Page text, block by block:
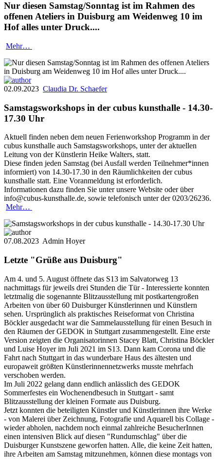
Nur diesen Samstag/Sonntag ist im Rahmen des
offenen Ateliers in Duisburg am Weidenweg 10 im
Hof alles unter Druck....
Mehr…
02.09.2023 Claudia Dr. Schaefer
Samstagsworkshops in der cubus kunsthalle - 14.30-
17.30 Uhr
Aktuell finden neben dem neuen Ferienworkshop Programm in der
cubus kunsthalle auch Samstagsworkshops, unter der aktuellen
Leitung von der Künstlerin Heike Walters, statt.
Diese finden jeden Samstag (bei Ausfall werden Teilnehmer*innen
informiert) von 14.30-17.30 in den Räumlichkeiten der cubus
kunsthalle statt. Eine Voranmeldung ist erforderlich.
Informationen dazu finden Sie unter unsere Website oder über
info@cubus-kunsthalle.de, sowie telefonisch unter der 0203/26236.
Mehr…
07.08.2023 Admin Hoyer
Letzte "Grüße aus Duisburg"
Am 4. und 5. August öffnete das S13 im Salvatorweg 13
nachmittags für jeweils drei Stunden die Tür - Interessierte konnten
letztmalig die sogenannte Blitzausstellung mit postkartengroßen
Arbeiten von über 60 Duisburger Künstlerinnen und Künstlern
sehen. Ursprünglich als praktisches Reiseformat von Christina
Böckler ausgedacht war die Sammelausstellung für einen Besuch in
den Räumen der GEDOK in Stuttgart zusammengestellt. Eine erste
Version zeigten die Organisatorinnen Stacey Blatt, Christina Böckler
und Luise Hoyer im Juli 2021 im S13. Dann kam Corona und die
Fahrt nach Stuttgart in das wunderbare Haus des ältesten und
europaweit größten Künstlerinnennetzwerks musste mehrfach
verschoben werden.
Im Juli 2022 gelang dann endlich anlässlich des GEDOK
Sommerfestes ein Wochenendbesuch in Stuttgart - samt
Blitzausstellung der kleinen Formate aus Duisburg.
Jetzt konnten die beteiligten Künstler und Künstlerinnen ihre Werke
- von Malerei über Zeichnung, Fotografie und Aquarell bis Collage -
wieder abholen, nachdem noch einmal zahlreiche BesucherInnen
einen intensiven Blick auf diesen "Rundumschlag" über die
Duisburger Kunstszene geworfen hatten. Alle, die keine Zeit hatten,
ihre Arbeiten am Samstag mitzunehmen, können diese montags von